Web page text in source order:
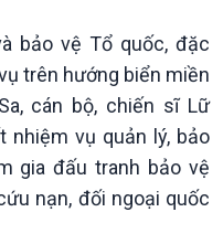
bảo vệ Tổ quốc, đặc
trên hướng biển miền
cán bộ, chiến sĩ Lữ
nhiệm vụ quản lý, bảo
gia đấu tranh bảo vệ
nạn, đối ngoại quốc